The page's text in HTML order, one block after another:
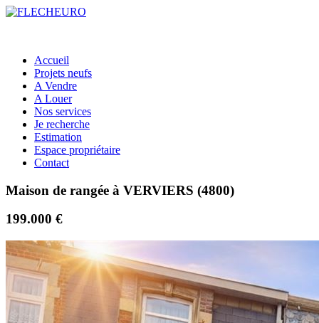
Accueil
Projets neufs
A Vendre
A Louer
Nos services
Je recherche
Estimation
Espace propriétaire
Contact
Maison de rangée à VERVIERS (4800)
199.000 €